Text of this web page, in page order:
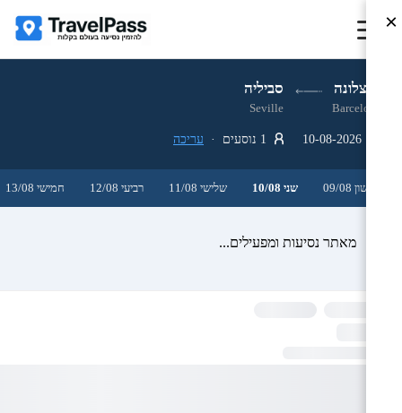
ברצלונה סביליה
Barcelona
Seville
עריכה
ראשון 09/08 שני 10/08 שלישי 11/08 רביעי 12/08 חמישי 13/08
מאתר נסיעות ומפעילים...
×